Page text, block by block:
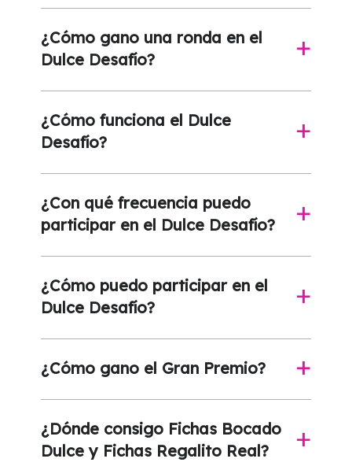
a
¿Cómo gano una ronda en el
Dulce Desafío?
a
¿Cómo funciona el Dulce
Desafío?
a
¿Con qué frecuencia puedo
participar en el Dulce Desafío?
a
¿Cómo puedo participar en el
Dulce Desafío?
a
¿Cómo gano el Gran Premio?
a
¿Dónde consigo Fichas Bocado
Dulce y Fichas Regalito Real?